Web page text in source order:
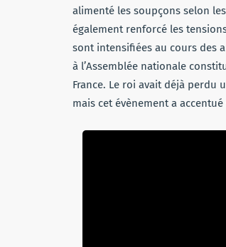
alimenté les soupçons selon
également renforcé les
sont intensifiées au cours des
à l’Assemblée nationale
France. Le roi avait déjà perdu
mais cet évènement a